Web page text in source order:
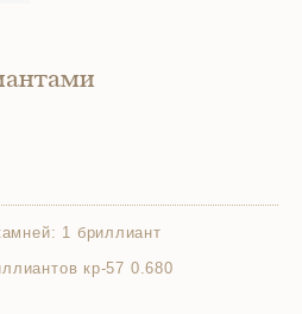
1 бриллиант
кр-57 0.680